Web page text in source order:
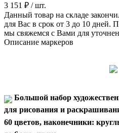
3 151 ₽ / шт.
Данный товар на складе
для Вас в срок от 3 до 10 дней.
мы свяжемся с Вами для
Описание маркеров
Большой набор
для рисования и
60 цветов, наконечники: